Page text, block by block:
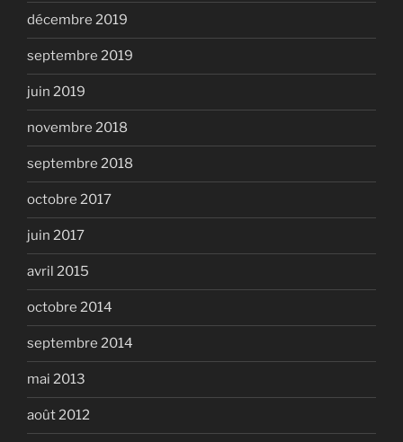
décembre 2019
septembre 2019
juin 2019
novembre 2018
septembre 2018
octobre 2017
juin 2017
avril 2015
octobre 2014
septembre 2014
mai 2013
août 2012